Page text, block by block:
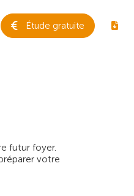
Étude gratuite
futur foyer.
votre